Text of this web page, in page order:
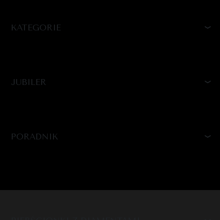
KATEGORIE
JUBILER
PORADNIK